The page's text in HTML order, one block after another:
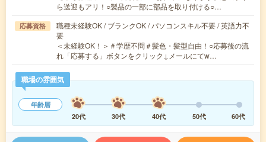
ら送迎もアリ！○製品の一部に部品を取り付ける○…
応募資格
職種未経験OK / ブランクOK / パソコンスキル不要 / 英語力不
要
＜未経験OK！＞＃学歴不問＃髪色・髪型自由！○応募後の流
れ「応募する」ボタンをクリック↓メールにてw…
職場の雰囲気
年齢層
20代
30代 40代 50代 60代